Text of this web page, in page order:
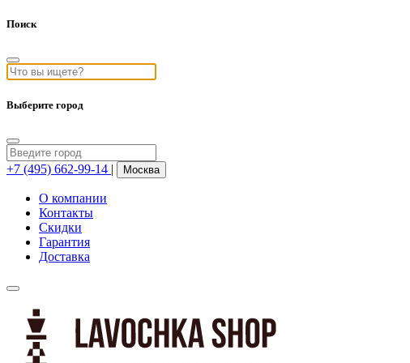
Поиск
Выберите город
+7 (495) 662-99-14 | Москва
О компании
Контакты
Скидки
Гарантия
Доставка